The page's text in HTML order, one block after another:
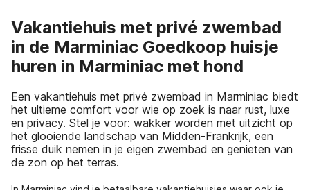
Vakantiehuis met privé zwembad
in de Marminiac Goedkoop huisje
huren in Marminiac met hond
Een vakantiehuis met privé zwembad in Marminiac biedt
het ultieme comfort voor wie op zoek is naar rust, luxe
en privacy. Stel je voor: wakker worden met uitzicht op
het glooiende landschap van Midden-Frankrijk, een
frisse duik nemen in je eigen zwembad en genieten van
de zon op het terras.